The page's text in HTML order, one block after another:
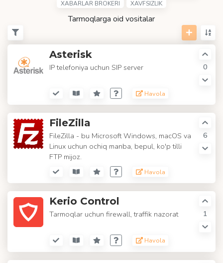
XABARLAR BROKERI
XAVFSIZLIK
Tarmoqlarga oid vositalar
0
Asterisk
IP telefoniya uchun SIP server
Havola
6
FileZilla
FileZilla - bu Microsoft Windows, macOS va
Linux uchun ochiq manba, bepul, ko'p tilli
FTP mijoz.
Havola
1
Kerio Control
Tarmoqlar uchun firewall, traffik nazorat
Havola